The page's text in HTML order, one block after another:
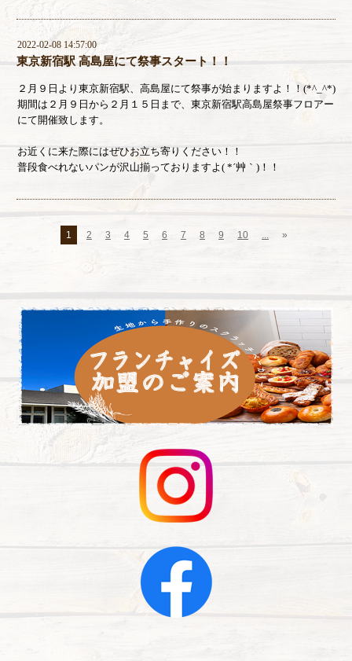
2022-02-08 14:57:00
東京新宿駅 高島屋にて祭事スタート！！
２月９日より東京新宿駅、高島屋にて祭事が始まりますよ！！(*^_^*)
期間は２月９日から２月１５日まで、東京新宿駅高島屋祭事フロアー
にて開催致します。
お近くに来た際にはぜひお立ち寄りください！！
普段食べれないパンが沢山揃っておりますよ( *´艸｀)！！
1 2 3 4 5 6 7 8 9 10 ... »